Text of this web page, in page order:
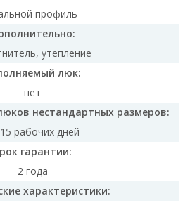
профиль
утепление
люк:
нет
нестандартных размеров:
рабочих дней
гарантии:
2 года
характеристики: